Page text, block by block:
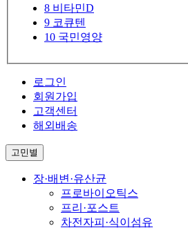
8 비타민D
9 코큐텐
10 국민영양
로그인
회원가입
고객센터
해외배송
고민별
장·배변·유산균
프로바이오틱스
프리·포스트
차전자피·식이섬유